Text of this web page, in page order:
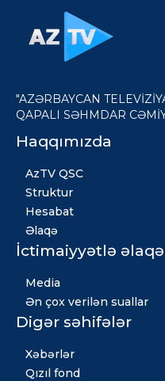
"AZƏRBAYCAN
QAPALI SƏHMDAR
Haqqımızda
AzTV QSC
Struktur
Hesabat
Əlaqə
İctimaiyyətlə
Media
Ən çox verilən suallar
Digər səhifələr
Xəbərlər
Qızıl fond